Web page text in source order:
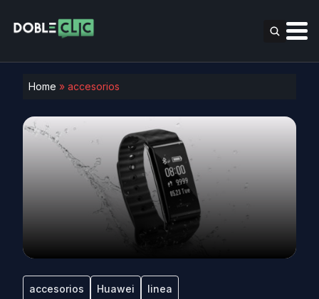
Home » accesorios
accesorios Huawei linea